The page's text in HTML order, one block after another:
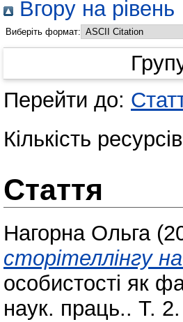
Вгору на рівень
Виберіть формат:
Перейти до:
Кількість
Стаття
Нагорна Ольга
сторітеллінгу
особистості як
наук. праць.. Т.